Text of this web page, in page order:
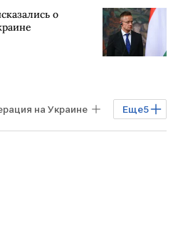
о
Еще5
на Украине
ЕС